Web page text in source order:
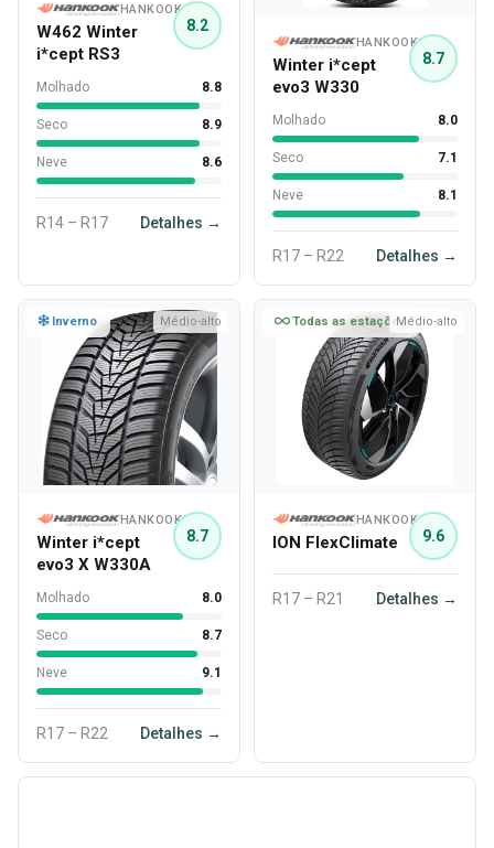
HANKOOK
W462 Winter
i*cept RS3
8.2
Molhado 8.8
Seco 8.9
Neve 8.6
R14 – R17 Detalhes →
HANKOOK
Winter i*cept
evo3 W330
8.7
Molhado 8.0
Seco 7.1
Neve 8.1
R17 – R22 Detalhes →
Inverno Médio-alto
HANKOOK
Winter i*cept
evo3 X W330A
8.7
Molhado 8.0
Seco 8.7
Neve 9.1
R17 – R22 Detalhes →
Todas as estaçõesMédio-alto
HANKOOK
ION FlexClimate 9.6
R17 – R21 Detalhes →